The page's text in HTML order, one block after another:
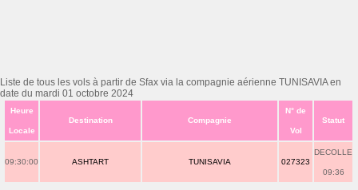
Liste de tous les vols à partir de Sfax via la compagnie aérienne TUNISAVIA en
date du mardi 01 octobre 2024
Heure
Locale
Destination Compagnie
N° de
Vol
Statut
09:30:00 ASHTART TUNISAVIA 027323
DECOLLE
09:36